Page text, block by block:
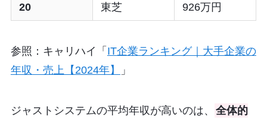
20 東芝 926万円
参照：キャリハイ「 IT企業ランキング｜大手企業の
年収・売上【2024年】
」
ジャストシステムの平均年収が高いのは、
全体的